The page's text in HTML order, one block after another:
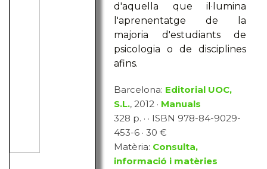
d'aquella que il·lumina
l'aprenentatge de la
majoria d'estudiants de
psicologia o de disciplines
afins.
Barcelona: Editorial UOC,
S.L., 2012 · Manuals
328 p. · · ISBN 978-84-9029-
453-6 · 30 €
Matèria: Consulta,
informació i matèries